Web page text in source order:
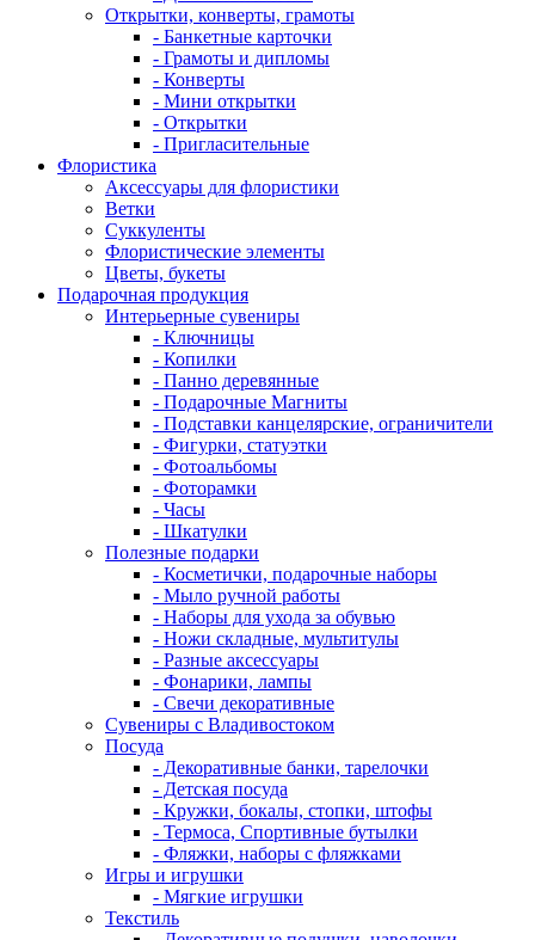
Открытки, конверты, грамоты
- Банкетные карточки
- Грамоты и дипломы
- Конверты
- Мини открытки
- Открытки
- Пригласительные
Флористика
Аксессуары для флористики
Ветки
Суккуленты
Флористические элементы
Цветы, букеты
Подарочная продукция
Интерьерные сувениры
- Ключницы
- Копилки
- Панно деревянные
- Подарочные Магниты
- Подставки канцелярские, ограничители
- Фигурки, статуэтки
- Фотоальбомы
- Фоторамки
- Часы
- Шкатулки
Полезные подарки
- Косметички, подарочные наборы
- Мыло ручной работы
- Наборы для ухода за обувью
- Ножи складные, мультитулы
- Разные аксессуары
- Фонарики, лампы
- Свечи декоративные
Сувениры с Владивостоком
Посуда
- Декоративные банки, тарелочки
- Детская посуда
- Кружки, бокалы, стопки, штофы
- Термоса, Спортивные бутылки
- Фляжки, наборы с фляжками
Игры и игрушки
- Мягкие игрушки
Текстиль